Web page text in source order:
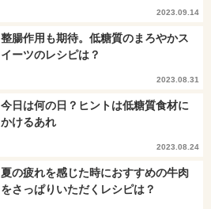
2023.09.14
整腸作用も期待。低糖質のまろやかス
イーツのレシピは？
2023.08.31
今日は何の日？ヒントは低糖質食材に
かけるあれ
2023.08.24
夏の疲れを感じた時におすすめの牛肉
をさっぱりいただくレシピは？